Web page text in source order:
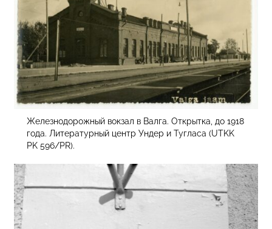
Железнодорожный вокзал в Валга. Открытка, до 1918
года. Литературный центр Ундер и Тугласа (UTKK
PK 596/PR).